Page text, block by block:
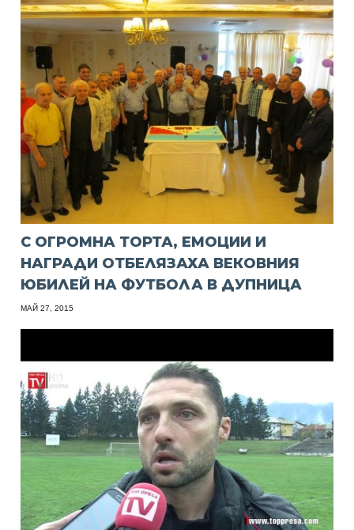
С ОГРОМНА ТОРТА, ЕМОЦИИ И
НАГРАДИ ОТБЕЛЯЗАХА ВЕКОВНИЯ
ЮБИЛЕЙ НА ФУТБОЛА В ДУПНИЦА
МАЙ 27, 2015